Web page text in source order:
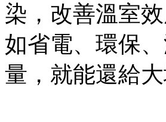
染，改善溫室
如省電、環保
量，就能還給